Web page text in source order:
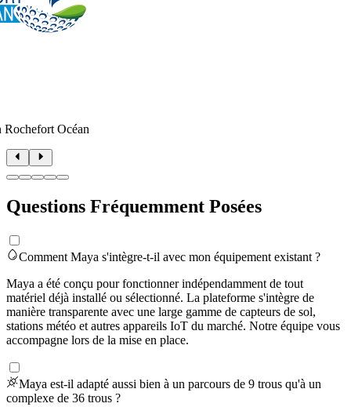
Océan
Questions Fréquemment Posées
Comment Maya s'intègre-t-il avec mon équipement existant ?
Maya a été conçu pour fonctionner indépendamment de tout
matériel déjà installé ou sélectionné. La plateforme s'intègre de
manière transparente avec une large gamme de capteurs de sol,
stations météo et autres appareils IoT du marché. Notre équipe vous
accompagne lors de la mise en place.
Maya est-il adapté aussi bien à un parcours de 9 trous qu'à un
complexe de 36 trous ?